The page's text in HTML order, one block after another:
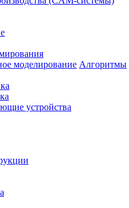
моделирование Алгоритмы
устройства